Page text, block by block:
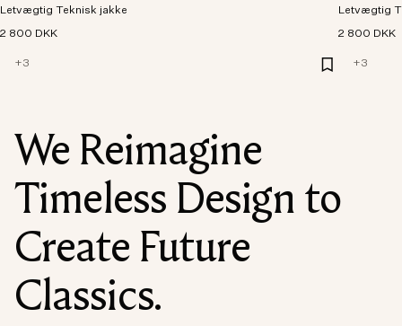
Letvægtig Teknisk jakke
2 800 DKK
+3
Letvægtig
2 800 DKK
+3
We Reimagine
Timeless Design to
Create Future
Classics.